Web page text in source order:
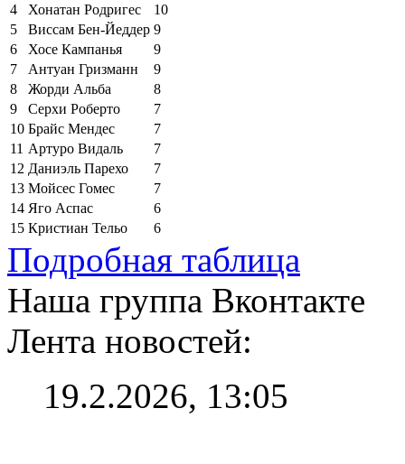
4
Хонатан Родригес
10
5
Виссам Бен-Йеддер 9
6
Хосе Кампанья
9
7
Антуан Гризманн
9
8
Жорди Альба
8
9
Серхи Роберто
7
10 Брайс Мендес
7
11 Артуро Видаль
7
12 Даниэль Парехо
7
13 Мойсес Гомес
7
14 Яго Аспас
6
15 Кристиан Тельо 6
Подробная таблица
Наша группа Вконтакте
Лента новостей:
19.2.2026, 13:05